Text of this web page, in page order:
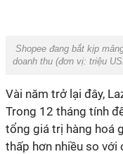
Shopee đang bắt kịp
doanh thu (đơn vị: triệu
Vài năm trở lại đây,
Trong 12 tháng tính
tổng giá trị hàng hoá
thấp hơn nhiều so với